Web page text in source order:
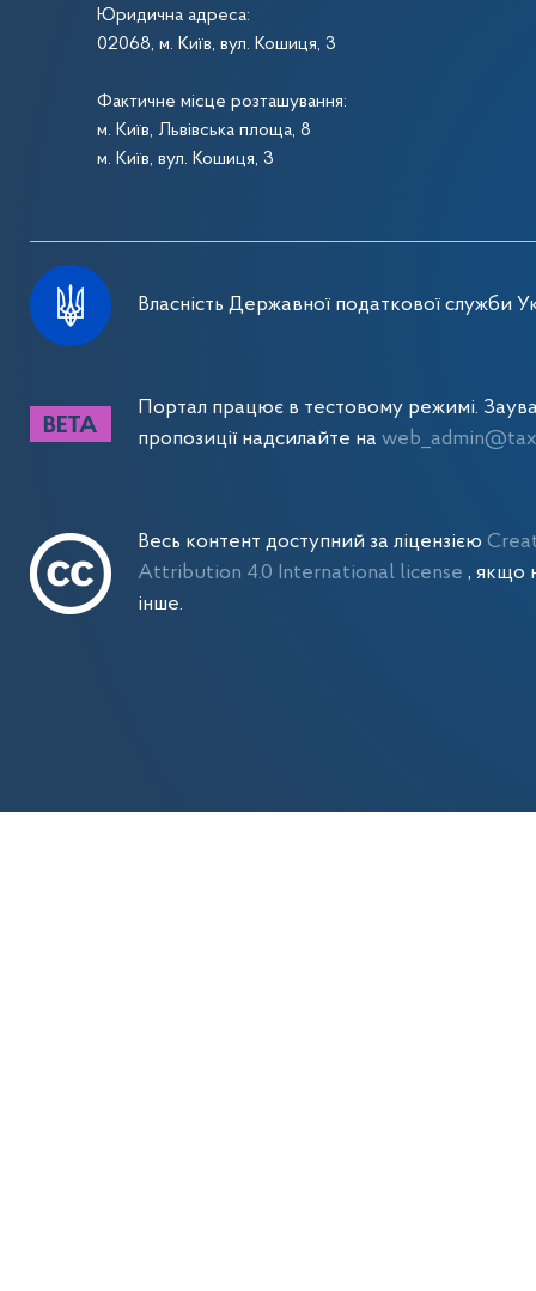
Юридична адреса:
02068, м. Київ, вул. Кошиця, 3
Фактичне місце розташування:
м. Київ, Львівська площа, 8
м. Київ, вул. Кошиця, 3
Власність Державної податкової служби
Портал працює в тестовому режимі.
пропозиції надсилайте на
Весь контент доступний за ліцензією
Attribution 4.0 International license , якщо
інше.